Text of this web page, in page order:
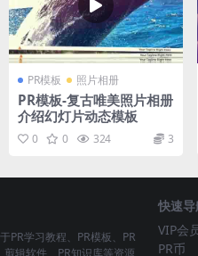
PR模板 照片相册
PR模板-复古唯美照片相册
介绍幻灯片动态模板
0 0 324 3
学习教程、PR模板、PR
快速
VIP会
PR币